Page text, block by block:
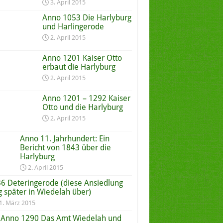
3. April 2015
Anno 1053 Die Harlyburg
und Harlingerode
2. April 2015
Anno 1201 Kaiser Otto
erbaut die Harlyburg
2. April 2015
Anno 1201 – 1292 Kaiser
Otto und die Harlyburg
2. April 2015
Anno 11. Jahrhundert: Ein
Bericht von 1843 über die
Harlyburg
2. April 2015
Deteringerode (diese Ansiedlung
später in Wiedelah über)
März 2015
Anno 1290 Das Amt Wiedelah und